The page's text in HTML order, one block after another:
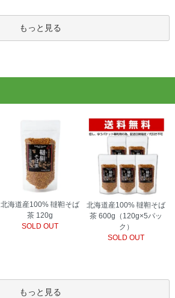
もっと見る
北海道産100% 韃靼そば
茶 120g
SOLD OUT
北海道産100% 韃靼そば
茶 600g（120g×5パッ
ク）
SOLD OUT
もっと見る